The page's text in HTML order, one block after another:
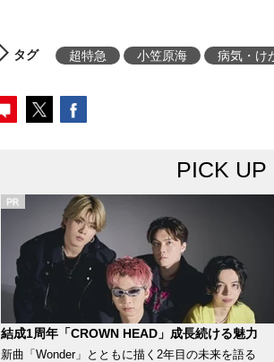
タグ 超特急 小笠原海 病気・け
PICK UP
結成1周年「CROWN HEAD」成長続ける魅力
新曲「Wonder」とともに描く2年目の未来を語る